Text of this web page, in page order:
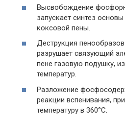
Высвобождение
запускает синтез
коксовой пены.
Деструкция
разрушает связующий
пене газовую подушку,
температур.
Разложение
реакции вспенивания,
температуру в 360°С.